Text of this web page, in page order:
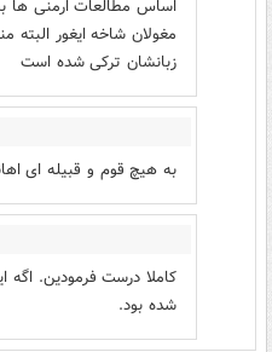
اساس مطالعات ارمنی ها
مغولان شاخه ایغور
زبانشان ترکی شده است
به هیچ قوم و قبیله ای
کاملا درست فرمودین. اگه
شده بود.